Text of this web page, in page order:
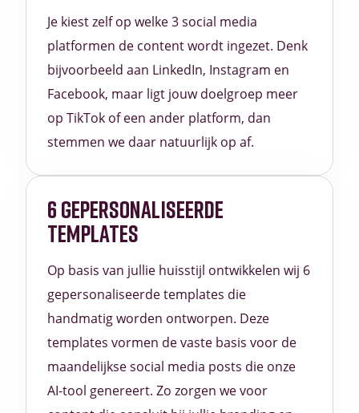
Je kiest zelf op welke 3 social media
platformen de content wordt ingezet. Denk
bijvoorbeeld aan LinkedIn, Instagram en
Facebook, maar ligt jouw doelgroep meer
op TikTok of een ander platform, dan
stemmen we daar natuurlijk op af.
6 GEPERSONALISEERDE
TEMPLATES
Op basis van jullie huisstijl ontwikkelen wij 6
gepersonaliseerde templates die
handmatig worden ontworpen. Deze
templates vormen de vaste basis voor de
maandelijkse social media posts die onze
AI-tool genereert. Zo zorgen we voor